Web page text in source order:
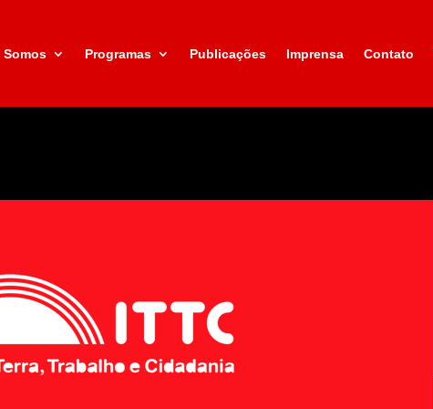
Somos Programas Publicações Imprensa Contato